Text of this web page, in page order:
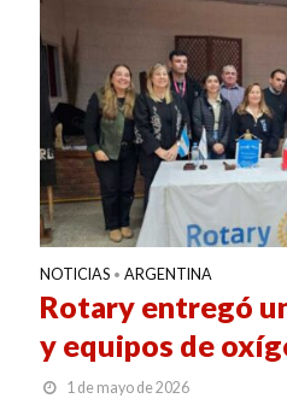
NOTICIAS • ARGENTINA
Rotary entregó
y equipos de
1 de mayo de 2026